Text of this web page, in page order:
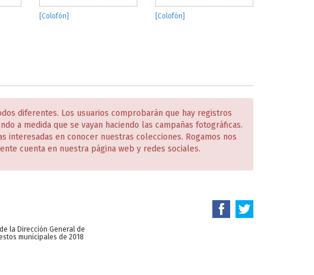
[Colofón] [Colofón]
diferentes. Los usuarios comprobarán que hay registros
a medida que se vayan haciendo las campañas fotográficas.
interesadas en conocer nuestras colecciones. Rogamos nos
cuenta en nuestra página web y redes sociales.
la Dirección General de
municipales de 2018